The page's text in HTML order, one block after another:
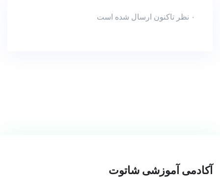
۰ نظر تاکنون ارسال شده است
آکادمی آموزشی شاتوت